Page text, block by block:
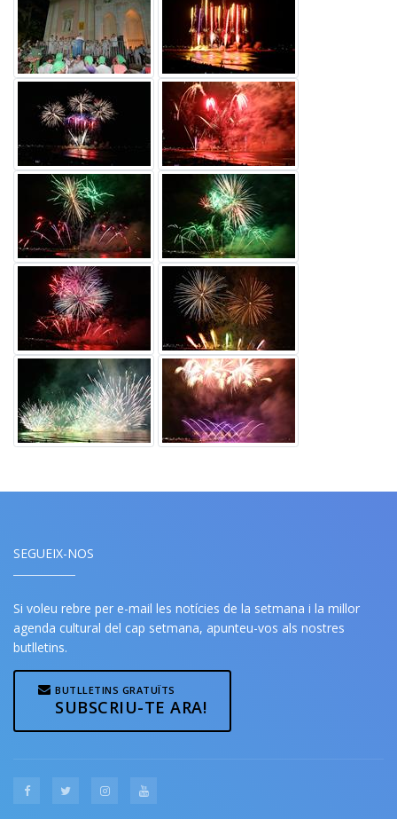
SEGUEIX-NOS
Si voleu rebre per e-mail les notícies de la setmana i la millor
agenda cultural del cap setmana, apunteu-vos als nostres
butlletins.
BUTLLETINS GRATUÏTS
SUBSCRIU-TE ARA!